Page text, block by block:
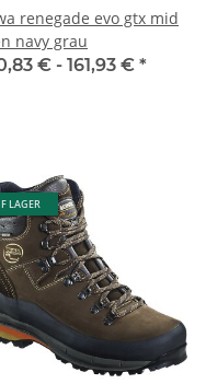
renegade evo gtx mid
navy grau
€ - 161,93 € *
LAGER